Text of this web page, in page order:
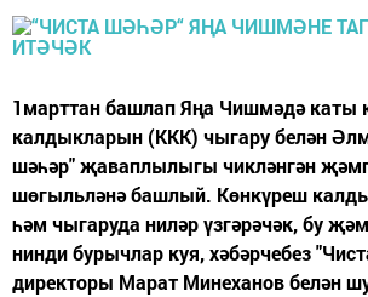
1марттан башлап Яңа Чишмәдә каты
калдыкларын (ККК) чыгару белән
шәһәр" җаваплылыгы чикләнгән
шөгыльләнә башлый. Көнкүреш
һәм чыгаруда ниләр үзгәрәчәк, бу
нинди бурычлар куя, хәбәрчебез
директоры Марат Минеханов белән